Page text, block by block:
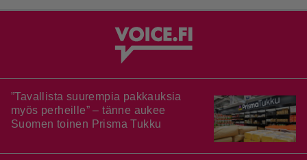
”Tavallista suurempia pakkauksia
myös perheille” – tänne aukee
Suomen toinen Prisma Tukku